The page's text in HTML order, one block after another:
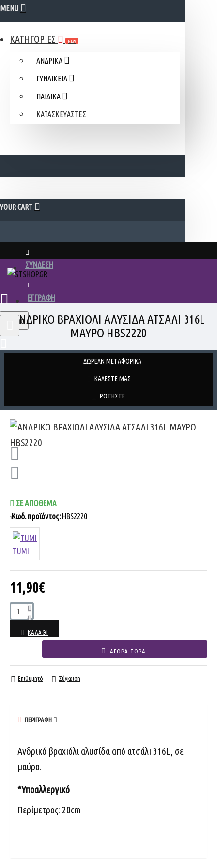
MENU
ΚΑΤΗΓΟΡΙΕΣ NEW
ΑΝΔΡΙΚΑ
ΓΥΝΑΙΚΕΙΑ
ΠΑΙΔΙΚΑ
ΚΑΤΑΣΚΕΥΑΣΤΕΣ
YOUR CART
ΣΥΝΔΕΣΗ
ΕΓΓΡΑΦΗ
Menu
ΑΝΔΡΙΚΟ ΒΡΑΧΙΟΛΙ ΑΛΥΣΙΔΑ ΑΤΣΑΛΙ 316L
ΜΑΥΡΟ HBS2220
ΔΩΡΕΑΝ ΜΕΤΑΦΟΡΙΚΑ
ΚΑΛΕΣΤΕ ΜΑΣ
ΡΩΤΗΣΤΕ
11,90€
ΣΕ ΑΠΌΘΕΜΑ
Κωδ. προϊόντος: HBS2220
TUMI
ΚΑΛΆΘΙ
ΑΓΟΡΆ ΤΏΡΑ
Επιθυμητό Σύγκριση
ΠΕΡΙΓΡΑΦΉ
Ανδρικό βραχιόλι αλυσίδα από ατσάλι316L, σε
μαύρο.
*Υποαλλεργικό
Περίμετρος: 20cm